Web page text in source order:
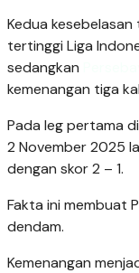
Kedua
tertinggi Liga
sedangkan
kemenangan tiga
Pada leg pertama
2 November 2025
dengan skor 2 – 1.
Fakta ini membuat
dendam.
Kemenangan